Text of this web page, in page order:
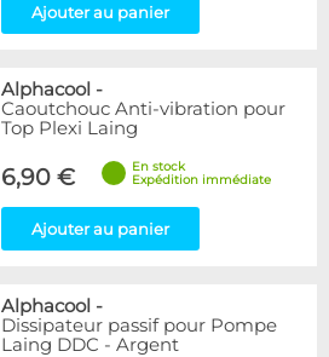
Ajouter au panier
Alphacool -
Caoutchouc Anti-vibration pour
Top Plexi Laing
6,90 €
En stock
Expédition immédiate
Ajouter au panier
Alphacool -
Dissipateur passif pour Pompe
Laing DDC - Argent